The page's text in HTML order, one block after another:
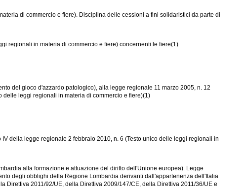
di commercio e fiere). Disciplina delle cessioni a fini solidaristici da parte di
regionali in materia di commercio e fiere) concernenti le fiere(1)
del gioco d'azzardo patologico), alla legge regionale 11 marzo 2005, n. 12
leggi regionali in materia di commercio e fiere)(1)
della legge regionale 2 febbraio 2010, n. 6 (Testo unico delle leggi regionali in
alla formazione e attuazione del diritto dell'Unione europea). Legge
degli obblighi della Regione Lombardia derivanti dall'appartenenza dell'Italia
2011/92/UE, della Direttiva 2009/147/CE, della Direttiva 2011/36/UE e